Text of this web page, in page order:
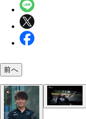
PlayStation
のゲーム画
前へ